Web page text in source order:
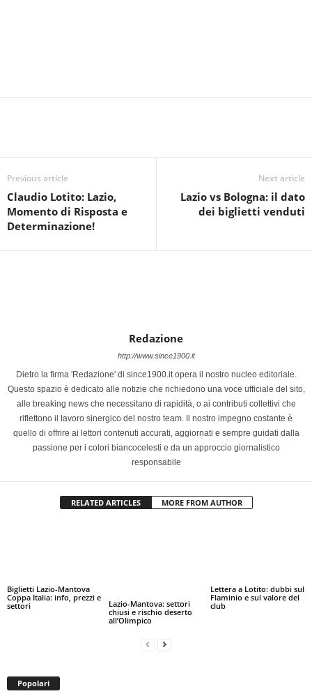
Previous article
Claudio Lotito: Lazio,
Momento di Risposta e
Determinazione!
Next article
Lazio vs Bologna: il dato
dei biglietti venduti
Redazione
http://www.since1900.it
Dietro la firma 'Redazione' di since1900.it opera il nostro nucleo editoriale.
Questo spazio è dedicato alle notizie che richiedono una voce ufficiale del sito,
alle breaking news che necessitano di rapidità, o ai contributi collettivi che
riflettono il lavoro sinergico del nostro team. Il nostro impegno costante è
quello di offrire ai lettori contenuti accurati, aggiornati e sempre guidati dalla
passione per i colori biancocelesti e da un approccio giornalistico
responsabile
RELATED ARTICLES MORE FROM AUTHOR
Biglietti Lazio-Mantova
Coppa Italia: info, prezzi e
settori
Lazio-Mantova: settori
chiusi e rischio deserto
all’Olimpico
Lettera a Lotito: dubbi sul
Flaminio e sul valore del
club
Popolari